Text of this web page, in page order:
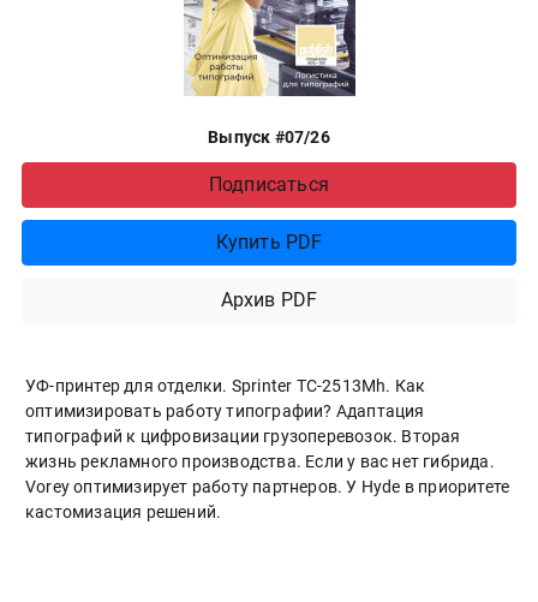
Выпуск #07/26
Подписаться
Купить PDF
Архив PDF
УФ-принтер для отделки. Sprinter ТС-2513Mh. Как
оптимизировать работу типографии? Адаптация
типографий к цифровизации грузоперевозок. Вторая
жизнь рекламного производства. Если у вас нет гибрида.
Vorey оптимизирует работу партнеров. У Hyde в приоритете
кастомизация решений.